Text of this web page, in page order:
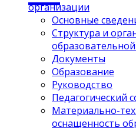
организации
Основные
Структура и
Документы
Образование
Руководство
Педагогический
Материально-
оснащенность